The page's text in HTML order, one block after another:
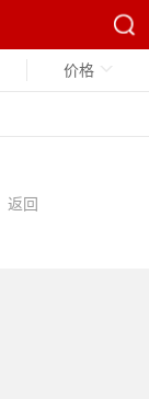
价格
返回